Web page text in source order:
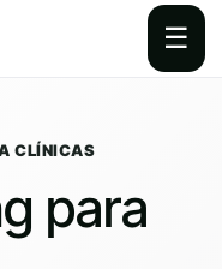
☰
CLÍNICAS
para